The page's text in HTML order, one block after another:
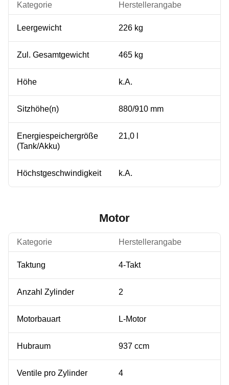
Kategorie Herstellerangabe
Leergewicht 226 kg
Zul. Gesamtgewicht 465 kg
Höhe k.A.
Sitzhöhe(n) 880/910 mm
Energiespeichergröße
(Tank/Akku)
21,0 l
Höchstgeschwindigkeit k.A.
Motor
Kategorie Herstellerangabe
Taktung 4-Takt
Anzahl Zylinder 2
Motorbauart L-Motor
Hubraum 937 ccm
Ventile pro Zylinder 4